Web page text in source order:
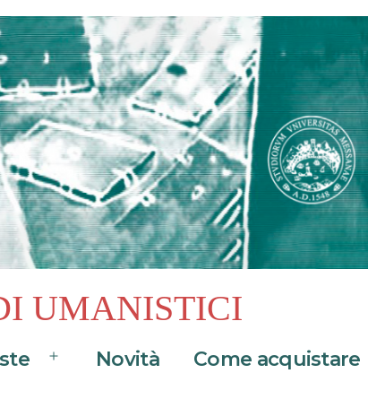
UMANISTICI
Novità Come acquistare